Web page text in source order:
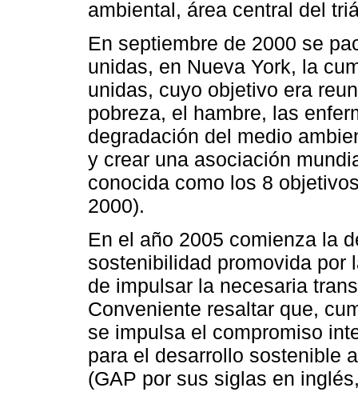
ambiental, área central del
En septiembre de 2000 se
unidas, en Nueva York, la
unidas, cuyo objetivo era
pobreza, el hambre, las
degradación del medio
y crear una asociación
conocida como los 8
2000).
En el año 2005 comienza la
sostenibilidad promovida por
de impulsar la necesaria
Conveniente resaltar que,
se impulsa el compromiso
para el desarrollo sostenible
(GAP por sus siglas en